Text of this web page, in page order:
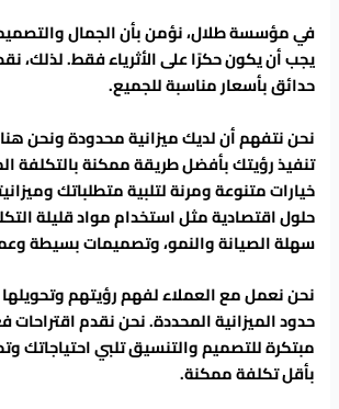
في مؤسسة طلال، نؤمن بأن الجمال والتصميم
يجب أن يكون حكرًا على الأثرياء فقط. لذلك،
حدائق بأسعار مناسبة للجميع.
نحن نتفهم أن لديك ميزانية محدودة ونحن
تنفيذ رؤيتك بأفضل طريقة ممكنة بالتكلفة
خيارات متنوعة ومرنة لتلبية متطلباتك
حلول اقتصادية مثل استخدام مواد قليلة
سهلة الصيانة والنمو، وتصميمات بسيطة
نحن نعمل مع العملاء لفهم رؤيتهم
حدود الميزانية المحددة. نحن نقدم اقتراحات
مبتكرة للتصميم والتنسيق تلبي احتياجاتك
بأقل تكلفة ممكنة.